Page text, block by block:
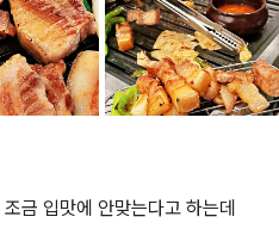
금 입맛에 안맞는다고 하는데